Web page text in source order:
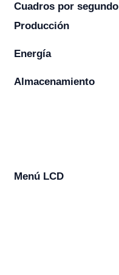
Cuadros por segundo
Producción
Energía
Almacenamiento
Menú LCD